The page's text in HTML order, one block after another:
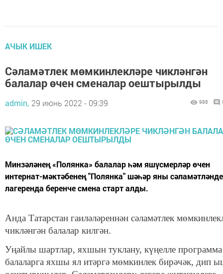
АЧЫК ИШЕК
Сәламәтлек мөмкинлекләре чикләнгән
балалар өчен сменалар оештырылды
admin, 29 июнь 2022 - 09:39 988
Минзәләнең «Полянка» балалар һәм яшүсмерләр өчен
интернат-мәктәбенең "Полянка" шәһәр яны
лагеренда беренче смена старт алды.
Анда Татарстан гаиләләреннән сәламәтлек
чикләнгән балалар килгән.
Уңайлы шартлар, яхшын туклану, күңелле программа
балаларга яхшы ял итәргә мөмкинлек бирәчәк, дип